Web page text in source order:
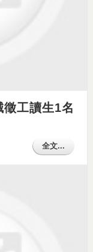
工讀生1名
全文...